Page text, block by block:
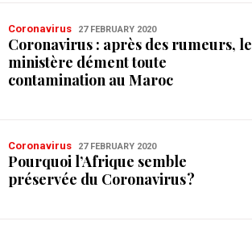
Coronavirus 27 FEBRUARY 2020
Coronavirus : après des rumeurs, le
ministère dément toute
contamination au Maroc
Coronavirus 27 FEBRUARY 2020
Pourquoi l’Afrique semble
préservée du Coronavirus ?